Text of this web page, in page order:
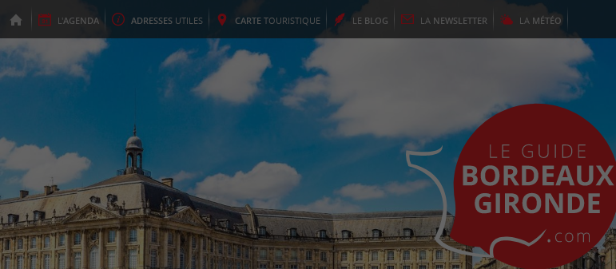
L'AGENDA ADRESSES UTILES CARTE TOURISTIQUE LE BLOG LA NEWSLETTER LA MÉTÉO